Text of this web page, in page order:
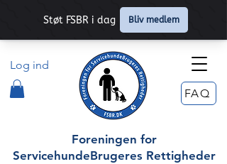
Log ind
FAQ
Foreningen for
ServicehundeBrugeres Rettigheder